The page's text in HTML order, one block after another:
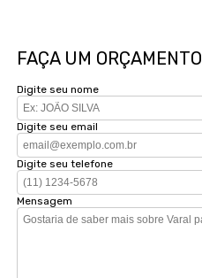
FAÇA UM ORÇAMENTO
Digite seu nome
Digite seu email
Digite seu telefone
Mensagem